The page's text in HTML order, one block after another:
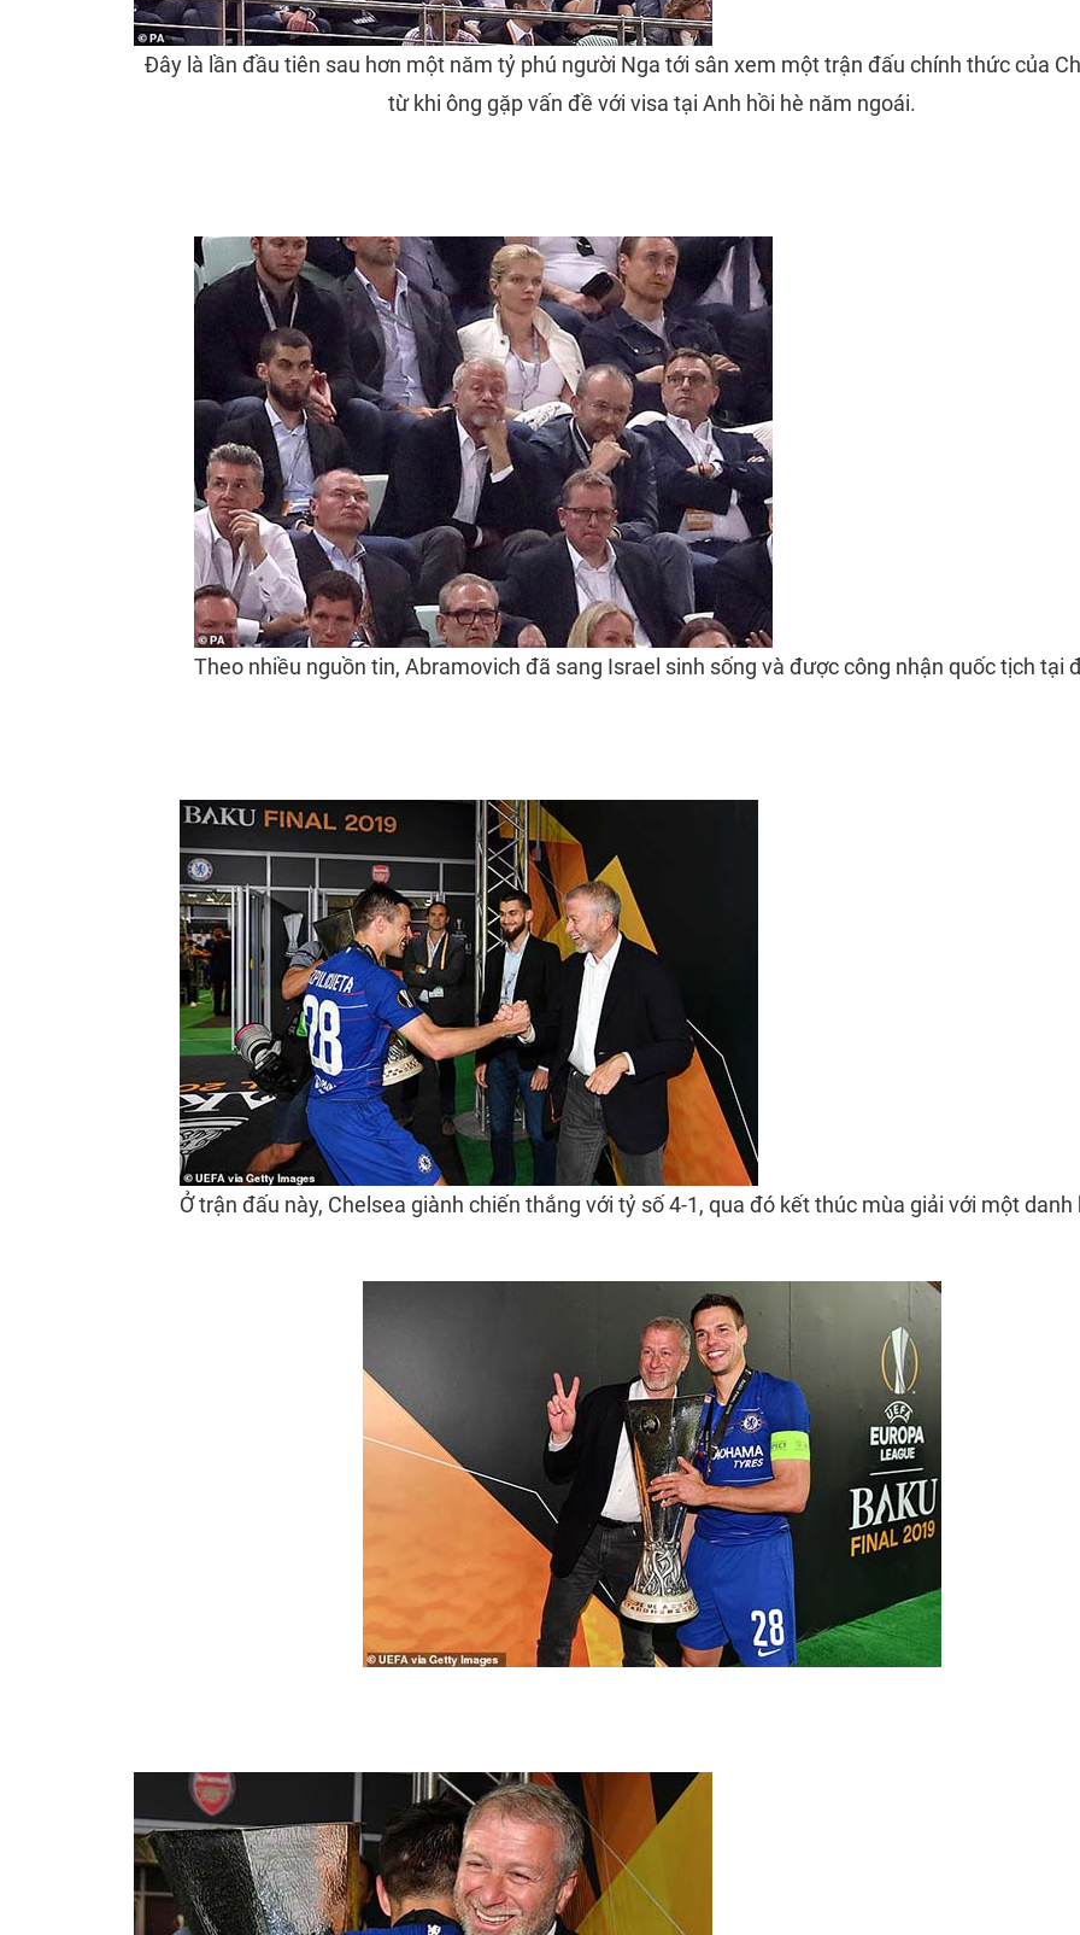
Đây là lần đầu tiên sau hơn một năm tỷ phú người Nga tới sân xem một trận đấu chính thức của
từ khi ông gặp vấn đề với visa tại Anh hồi hè năm ngoái.
Theo nhiều nguồn tin, Abramovich đã sang Israel sinh sống và được công nhận quốc tịch tại
Ở trận đấu này, Chelsea giành chiến thắng với tỷ số 4-1, qua đó kết thúc mùa giải với một danh